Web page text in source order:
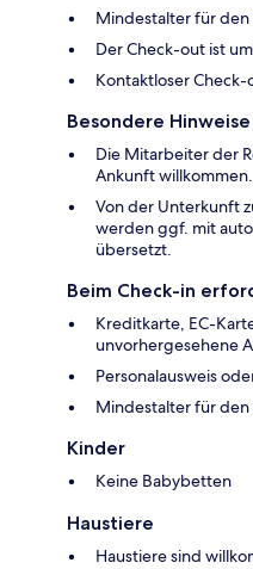
Mindestalter für den
Der Check-out ist
Kontaktloser Check-
Besondere
Die Mitarbeiter der
Ankunft willkommen.
Von der Unterkunft
werden ggf. mit
übersetzt.
Beim Check-in
Kreditkarte, EC-
unvorhergesehene
Personalausweis
Mindestalter für den
Kinder
Keine Babybetten
Haustiere
Haustiere sind